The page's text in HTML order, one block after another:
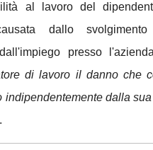
al lavoro del
dallo svolgimento
presso
di lavoro il danno che
indipendentemente dalla sua